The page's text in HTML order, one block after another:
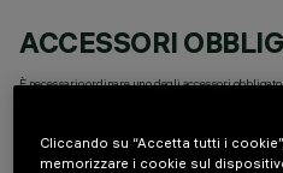
ACCESSORI
È necessario ordinare uno degli accessori
Cliccando su “Accetta tutti i
memorizzare i cookie sul